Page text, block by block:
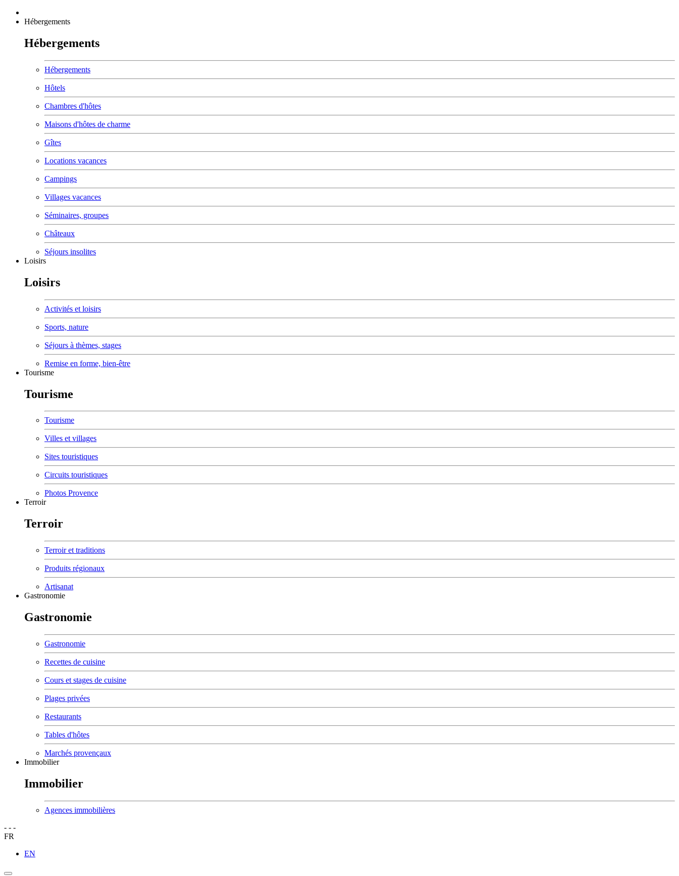
Hébergements
Hébergements
Hébergements
Hôtels
Chambres d'hôtes
Maisons d'hôtes de charme
Gîtes
Locations vacances
Campings
Villages vacances
Séminaires, groupes
Châteaux
Séjours insolites
Loisirs
Loisirs
Activités et loisirs
Sports, nature
Séjours à thèmes, stages
Remise en forme, bien-être
Tourisme
Tourisme
Tourisme
Villes et villages
Sites touristiques
Circuits touristiques
Photos Provence
Terroir
Terroir
Terroir et traditions
Produits régionaux
Artisanat
Gastronomie
Gastronomie
Gastronomie
Recettes de cuisine
Cours et stages de cuisine
Plages privées
Restaurants
Tables d'hôtes
Marchés provençaux
Immobilier
Immobilier
Agences immobilières
- - -
FR
EN